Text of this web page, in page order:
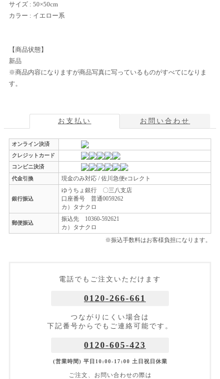
サイズ : 50×50cm
カラー : イエロー系
【商品状態】
新品
※商品内容になりますが商品写真に写っているものがすべてになりま
す。
お支払い お問い合わせ
オンライン決済
クレジットカード
コンビニ決済
代金引換
現金のみ対応 / 佐川急便eコレクト
銀行振込
ゆうちょ銀行 〇三八支店
口座番号 普通0059262
カ）タナクロ
郵便振込
振込先 10360-592621
カ）タナクロ
※振込手数料はお客様負担になります。
電話でもご注文いただけます
0120-266-661
つながりにくい場合は
下記番号からでもご連絡可能です。
0120-605-423
(営業時間) 平日10:00-17:00 土日祝日休業
ご注文、お問い合わせの際は